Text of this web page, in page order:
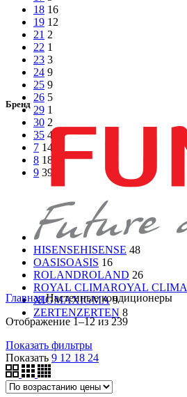
18 16
19 12
21 2
22 1
23 3
24 9
25 9
26 5
29 1
30 2
35 4
7 14
8 18
9 39
Бренд
HISENSEHISENSE 48
OASISOASIS 16
ROLANDROLAND 26
ROYAL CLIMAROYAL CLIMA
XIGMAXIGMA 9
ZERTENZERTEN 8
ГлавнаяНастенные кондиционеры
Отображение 1–12 из 239Цены:
Показать фильтры
Показать 9 12 18 24